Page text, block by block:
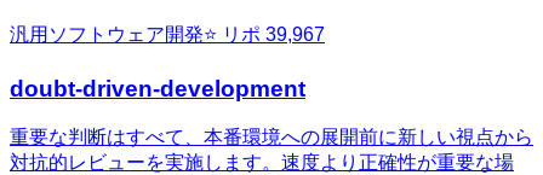
汎用 ソフトウェア開発⭐ リポ 39,967
doubt-driven-development
重要な判断はすべて、本番環境への展開前に新しい視点から
対抗的レビューを実施します。速度より正確性が重要な場